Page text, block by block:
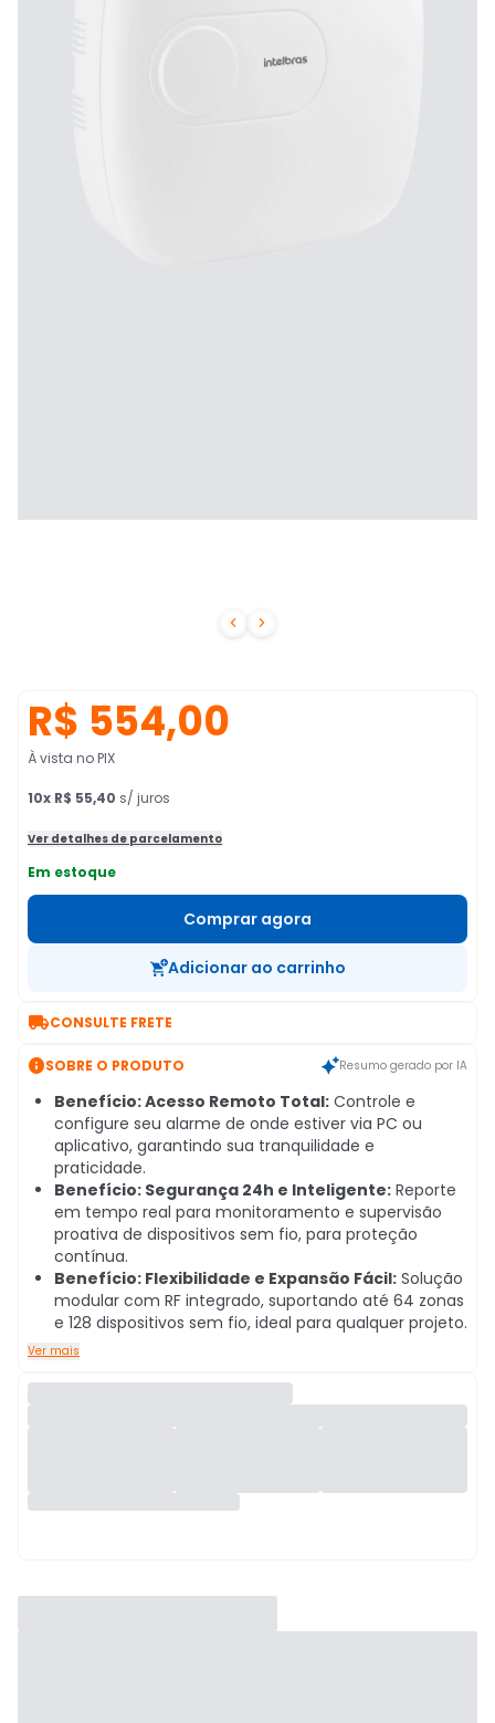
 
R$ 554,00
À vista no PIX
10x R$ 55,40 s/ juros
Ver detalhes de parcelamento
Em estoque
Comprar agora
Adicionar ao carrinho
CONSULTE FRETE
SOBRE O PRODUTO Resumo gerado por IA
Benefício: Acesso Remoto Total: Controle e
configure seu alarme de onde estiver via PC ou
aplicativo, garantindo sua tranquilidade e
praticidade.
Benefício: Segurança 24h e Inteligente: Reporte
em tempo real para monitoramento e supervisão
proativa de dispositivos sem fio, para proteção
contínua.
Benefício: Flexibilidade e Expansão Fácil: Solução
modular com RF integrado, suportando até 64 zonas
e 128 dispositivos sem fio, ideal para qualquer projeto.
Ver mais